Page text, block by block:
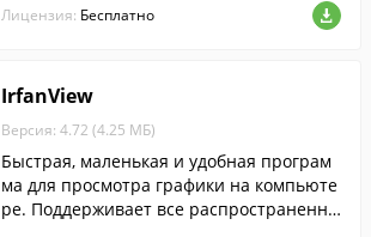
векторной графикой....
Лицензия: Бесплатно
IrfanView
Версия: 4.72 (4.25 МБ)
Быстрая, маленькая и удобная програм
ма для просмотра графики на компьюте
ре. Поддерживает все распространенны